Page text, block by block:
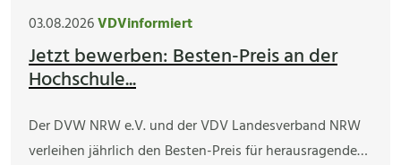
03.08.2026VDVinformiert
Jetzt bewerben: Besten-Preis an der
Hochschule...
Der DVW NRW e.V. und der VDV Landesverband NRW
verleihen jährlich den Besten-Preis für herausragende…